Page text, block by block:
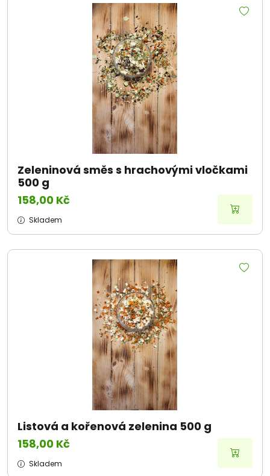
Zeleninová směs s hrachovými vločkami
500 g
158,00 Kč
Skladem
Listová a kořenová zelenina 500 g
158,00 Kč
Skladem